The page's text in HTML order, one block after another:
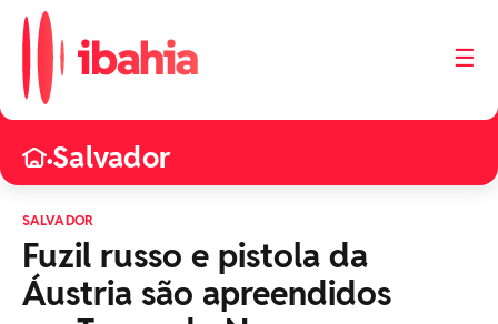
☰
•Salvador
SALVADOR
Fuzil russo e pistola da
Áustria são apreendidos